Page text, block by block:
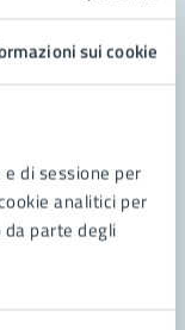
sui cookie
di sessione per
analitici per
parte degli